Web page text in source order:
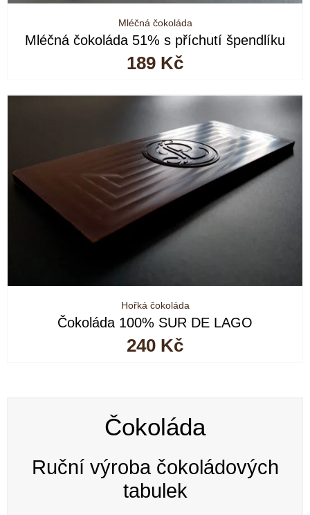
Čokoláda
Ruční výroba čokoládových
tabulek
Mléčná čokoláda
Mléčná čokoláda 51% s příchutí špendlíku
189 Kč
Hořká čokoláda
Čokoláda 100% SUR DE LAGO
240 Kč